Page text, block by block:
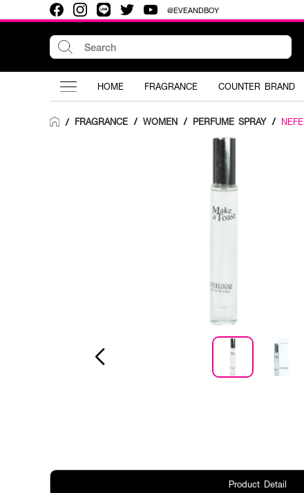
@EVEANDBOY
HOME FRAGRANCE COUNTER BRAND
/ FRAGRANCE / WOMEN / PERFUME SPRAY /
Product Detail